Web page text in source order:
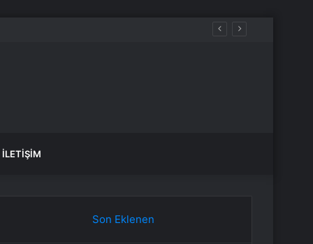
İLETIŞIM
Son Eklenen